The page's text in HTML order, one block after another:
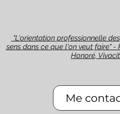
"L'orientation professionnelle
sens dans ce que l'on veut faire" -
Honoré,
Me